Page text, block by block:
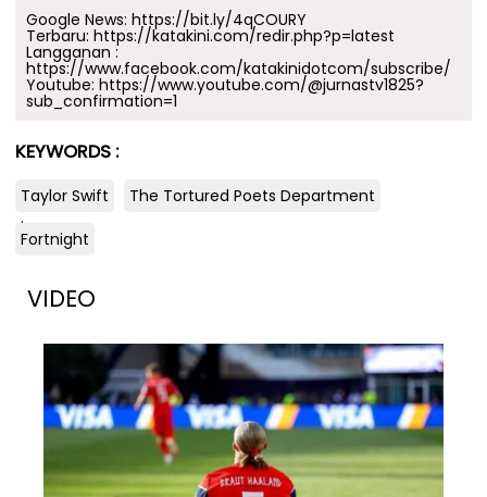
Google News: https://bit.ly/4qCOURY
Terbaru: https://katakini.com/redir.php?p=latest
Langganan :
https://www.facebook.com/katakinidotcom/subscribe/
Youtube: https://www.youtube.com/@jurnastv1825?
sub_confirmation=1
KEYWORDS :
Taylor Swift
The Tortured Poets Department
.
Fortnight
VIDEO